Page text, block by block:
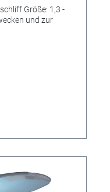
Größe: 1,3 -
und zur